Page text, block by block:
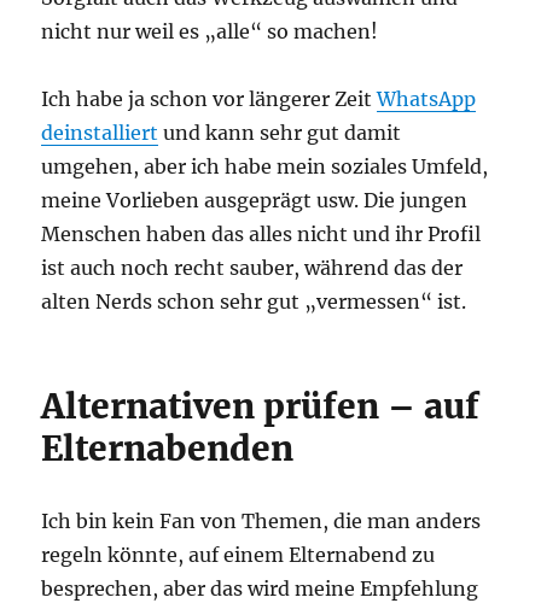
nicht nur weil es „alle“ so machen!
Ich habe ja schon vor längerer ZeitWhatsApp
deinstalliert und kann sehr gut damit
umgehen, aber ich habe mein soziales Umfeld,
meine Vorlieben ausgeprägt usw. Die jungen
Menschen haben das alles nicht und ihr Profil
ist auch noch recht sauber, während das der
alten Nerds schon sehr gut „vermessen“ ist.
Alternativen prüfen – auf
Elternabenden
Ich bin kein Fan von Themen, die man anders
regeln könnte, auf einem Elternabend zu
besprechen, aber das wird meine Empfehlung